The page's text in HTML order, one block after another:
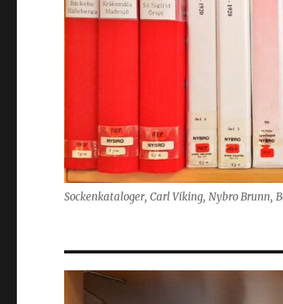
Sockenkataloger, Carl Viking, Nybro Brunn,